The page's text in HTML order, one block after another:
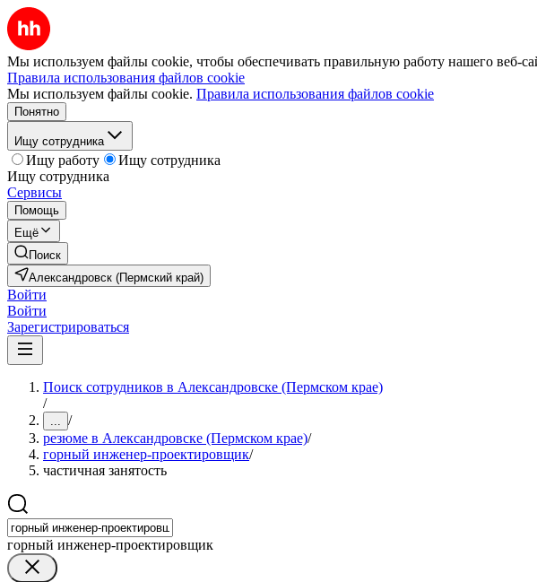
Мы используем файлы cookie, чтобы обеспечивать правильную работу нашего веб-
Правила использования файлов cookie
Мы используем файлы cookie. Правила использования файлов cookie
Понятно
Ищу сотрудника
Ищу работу
Ищу сотрудника
Ищу сотрудника
Сервисы
Помощь
Ещё
Поиск
Александровск (Пермский край)
Войти
Войти
Зарегистрироваться
Поиск сотрудников в Александровске (Пермском крае)
/
... /
резюме в Александровске (Пермском крае)/
горный инженер-проектировщик/
частичная занятость
горный инженер-проектировщик